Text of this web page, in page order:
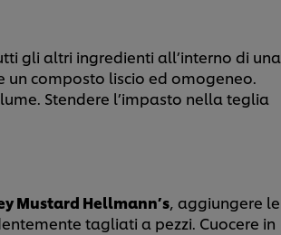
gli altri ingredienti all’interno di una
composto liscio ed omogeneo.
Stendere l’impasto nella teglia
Mustard Hellmann’s, aggiungere le
tagliati a pezzi. Cuocere in